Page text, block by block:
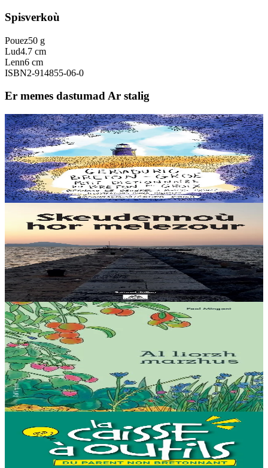
Spisverkoù
Pouez50 g
Lud4.7 cm
Lenn6 cm
ISBN2-914855-06-0
Er memes dastumad Ar stalig
6 vloaz hag ouzhpenn
Goater
Geriadurig Breton-Groe
Plijout a raio ar geriadur-mañ d’an holl re dedennet gant yezh ar vro.
Er stok20,00 €
Levr an Arzhez
Skeudennoù hor melezour
A bep seurt a vo kavet da lenn ganeoc’h en dastumadeg pennadou-
mañ bet skrivet gant Samuel Julien e-barzh ar gazetenn "Bremañ".
Er stok29,00 €
15 vloaz hag ouzhpenn
Bannoù-heol
Al liorzh marzhus
Un dastumad kronikennoù war al liorzhañ : penaos gounit legumaj
ha derc’hel ur bevliesseurted pinvidik el liorzh ? Danvez al levr-mañ
zo bet skrivet e...
Er stok18,00 €
18 vloaz hag ouzhpenn
Kuzul Skoazell Skol Diwan Sant-Brieg
La caisse à outils du parent non bretonnant